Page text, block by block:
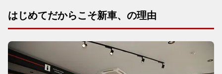
はじめてだからこそ新車、の理由